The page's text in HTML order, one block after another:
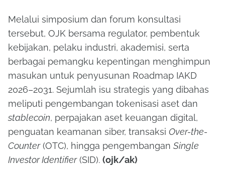
Melalui simposium dan forum konsultasi
tersebut, OJK bersama regulator, pembentuk
kebijakan, pelaku industri, akademisi, serta
berbagai pemangku kepentingan menghimpun
masukan untuk penyusunan Roadmap IAKD
2026–2031. Sejumlah isu strategis yang dibahas
meliputi pengembangan tokenisasi aset dan
stablecoin, perpajakan aset keuangan digital,
penguatan keamanan siber, transaksi Over-the-
Counter(OTC), hingga pengembangan Single
Investor Identifier(SID). (ojk/ak)